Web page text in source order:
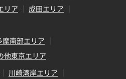
リア
成田エリア
摩南部エリア
他東京エリア
川崎湾岸エリア